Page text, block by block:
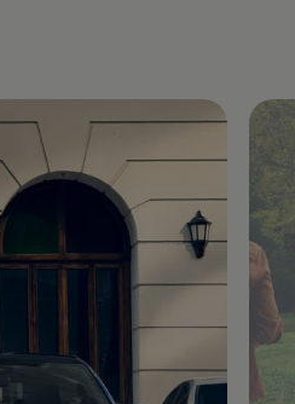
Teile
Zubehör
und Elektronik
Ladekabel
Modell finden
Login und Shop
Software, Karten und Radio